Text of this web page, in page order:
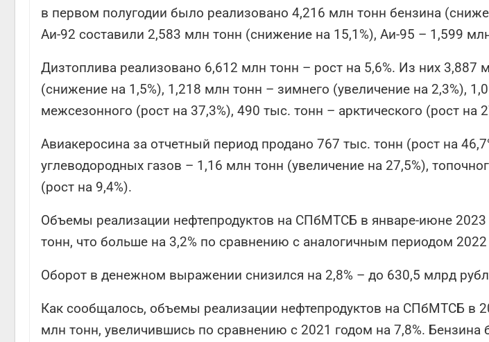
в первом полугодии было реализовано 4,216 млн тонн бензина
Аи-92 составили 2,583 млн тонн (снижение на 15,1%), Аи-95 – 1,599
Дизтоплива реализовано 6,612 млн тонн – рост на 5,6%. Из них 3,887
(снижение на 1,5%), 1,218 млн тонн – зимнего (увеличение на 2,3%),
межсезонного (рост на 37,3%), 490 тыс. тонн – арктического (рост на
Авиакеросина за отчетный период продано 767 тыс. тонн (рост на
углеводородных газов – 1,16 млн тонн (увеличение на 27,5%),
(рост на 9,4%).
Объемы реализации нефтепродуктов на СПбМТСБ в январе-июне 2023
тонн, что больше на 3,2% по сравнению с аналогичным периодом
Оборот в денежном выражении снизился на 2,8% – до 630,5 млрд
Как сообщалось, объемы реализации нефтепродуктов на СПбМТСБ в
млн тонн, увеличившись по сравнению с 2021 годом на 7,8%.